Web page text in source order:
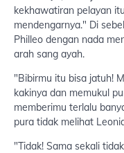
kekhawatiran pelayan
mendengarnya." Di
Philleo dengan nada
arah sang ayah.
"Bibirmu itu bisa jatuh!
kakinya dan memukul
memberimu terlalu
pura tidak melihat
"Tidak! Sama sekali